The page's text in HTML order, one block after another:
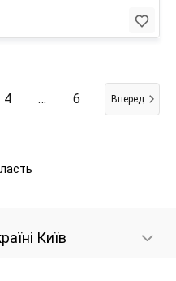
300$
або з дзвінками (на
4 … 6 Вперед
Київ